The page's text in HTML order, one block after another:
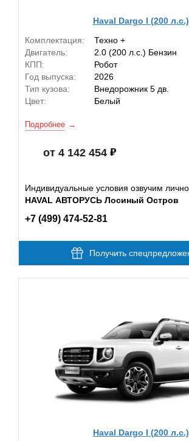
Haval Dargo I (200 л.с.)
Комплектация:
Техно +
Двигатель:
2.0 (200 л.с.) Бензин
КПП:
Робот
Год выпуска:
2026
Тип кузова:
Внедорожник 5 дв.
Цвет:
Белый
Подробнее
от 4 142 454
Индивидуальные условия озвучим
HAVAL АВТОРУСЬ Лосиный Остров
+7 (499) 474-52-81
Получить
Haval Dargo I (200 л.с.)